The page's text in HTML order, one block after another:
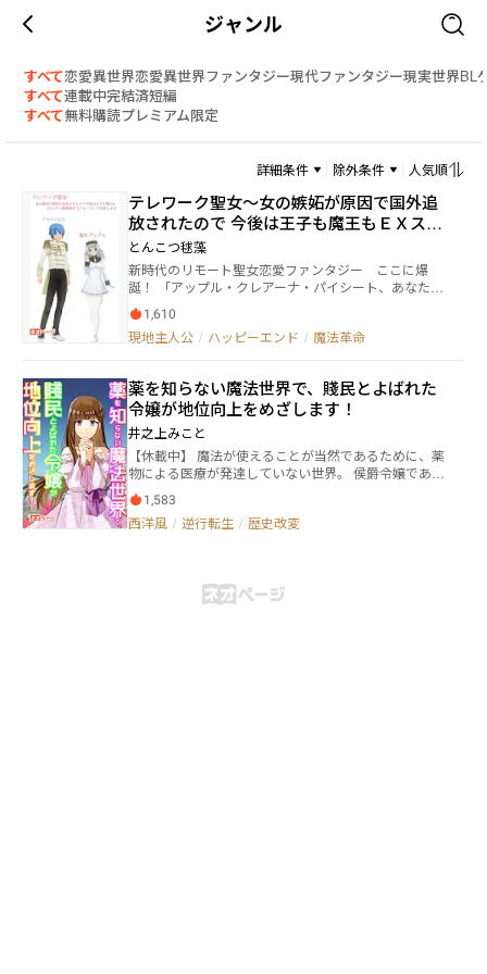
ジャンル
すべて恋愛異世界恋愛異世界ファンタジー現代ファンタジー現実世界BL
すべて連載中完結済短編
すべて無料購読プレミアム限定
詳細条件 除外条件 人気順
テレワーク聖女～女の嫉妬が原因で国外追
放されたので 今後は王子も魔王もＥＸスキ
ル【遠隔操作《リモート》】で対処します
とんこつ毬藻
新時代のリモート聖女恋愛ファンタジー ここに爆
誕！ 「アップル・クレアーナ・パイシート、あなたは
国外追放！ さっさと神殿から出て行きなさい！」
アルシュバーン国の神殿に勤める聖女アップルはある
日、侯爵令嬢より国外追放を言い渡される。表向きは
嫁関係にあったアデリーンは、そんな私とブライツの
関係を気に入らなかったようで……。 しかしアップ
ルが神殿を去った直後、手薄となった結界に気づいた
魔人が神殿を襲う。逃げ惑うシスター達。最早手はな
いのか？ そこへ魔法端末《タブレット》ごしに映像
を見ていた聖女が立ち上がる。 「大丈夫よ。魔人はわ
たしがＥＸスキル――｜遠隔操作《リモート》で対処しま
す！」 聖女の遠隔操作スキルはEXスキル!? 魔人の
殲滅も、お仕事も、オンライン診療まで？ 彼女のテ
子。やがて、魔人を倒した聖女の存在を知った魔王ま
1,610
現地主人公 / ハッピーエンド / 魔法革命
薬を知らない魔法世界で、賤民とよばれた
令嬢が地位向上をめざします！
井之上みこと
【休載中】 魔法が使えることが当然であるために、薬
物による医療が発達していない世界。 侯爵令嬢であり
ながら魔力を一切持たずに生まれたティアナは、唯一
の味方だった祖母が亡くなった直後に侯爵家から追放
され、賤民として数年間森で暮らしたあと、貴族たち
の世界ではまったく認知されていない、「薬草」の知
1,583
西洋風 / 逆行転生 / 歴史改変